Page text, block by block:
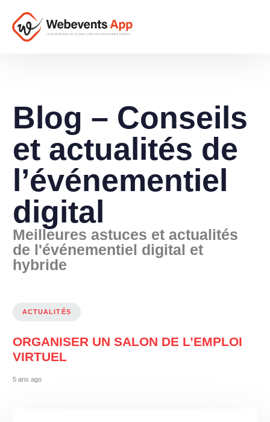
Blog – Conseils
et actualités de
l’événementiel
digital
Meilleures astuces et actualités
de l'événementiel digital et
hybride
ACTUALITÉS
ORGANISER UN SALON DE L’EMPLOI
VIRTUEL
5 ans ago